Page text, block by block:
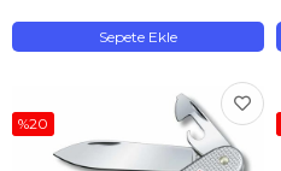
Sepete Ekle
%20